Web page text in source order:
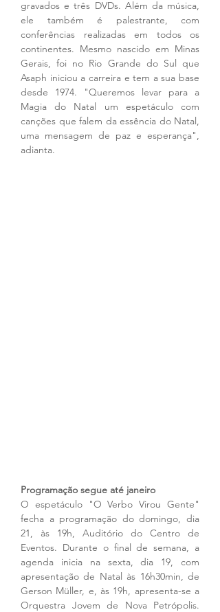
gravados e três DVDs. Além da música,
ele também é palestrante, com
conferências realizadas em todos os
continentes. Mesmo nascido em Minas
Gerais, foi no Rio Grande do Sul que
Asaph iniciou a carreira e tem a sua base
desde 1974. "Queremos levar para a
Magia do Natal um espetáculo com
canções que falem da essência do Natal,
uma mensagem de paz e esperança",
adianta.
Programação segue até janeiro
O espetáculo "O Verbo Virou Gente"
fecha a programação do domingo, dia
21, às 19h, Auditório do Centro de
Eventos. Durante o final de semana, a
agenda inicia na sexta, dia 19, com
apresentação de Natal às 16h30min, de
Gerson Müller, e, às 19h, apresenta-se a
Orquestra Jovem de Nova Petrópolis.